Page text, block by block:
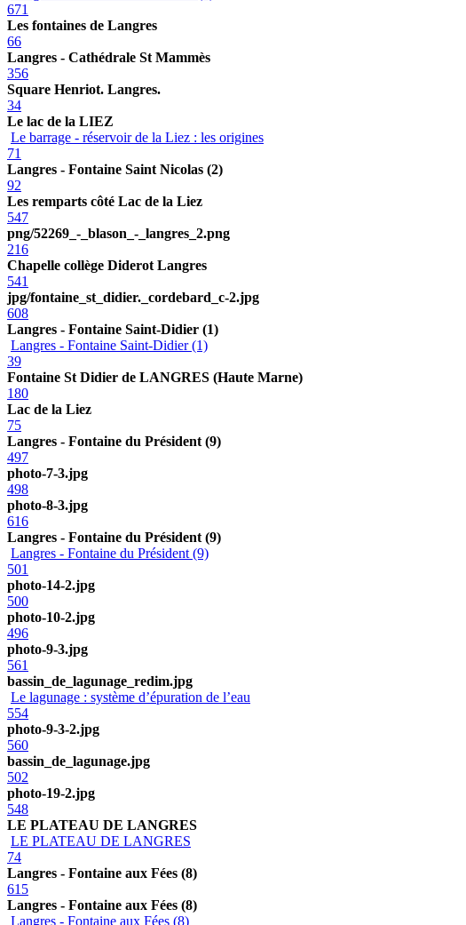
671
Les fontaines de Langres
66
Langres - Cathédrale St Mammès
356
Square Henriot. Langres.
34
Le lac de la LIEZ
Le barrage - réservoir de la Liez : les origines
71
Langres - Fontaine Saint Nicolas (2)
92
Les remparts côté Lac de la Liez
547
png/52269_-_blason_-_langres_2.png
216
Chapelle collège Diderot Langres
541
jpg/fontaine_st_didier._cordebard_c-2.jpg
608
Langres - Fontaine Saint-Didier (1)
Langres - Fontaine Saint-Didier (1)
39
Fontaine St Didier de LANGRES (Haute Marne)
180
Lac de la Liez
75
Langres - Fontaine du Président (9)
497
photo-7-3.jpg
498
photo-8-3.jpg
616
Langres - Fontaine du Président (9)
Langres - Fontaine du Président (9)
501
photo-14-2.jpg
500
photo-10-2.jpg
496
photo-9-3.jpg
561
bassin_de_lagunage_redim.jpg
Le lagunage : système d’épuration de l’eau
554
photo-9-3-2.jpg
560
bassin_de_lagunage.jpg
502
photo-19-2.jpg
548
LE PLATEAU DE LANGRES
LE PLATEAU DE LANGRES
74
Langres - Fontaine aux Fées (8)
615
Langres - Fontaine aux Fées (8)
Langres - Fontaine aux Fées (8)